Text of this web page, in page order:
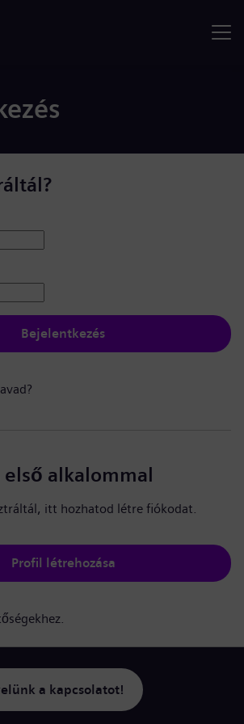
és jelszó
Bejelentkezés
alkalommal
itt hozhatod létre fiókodat.
Profil létrehozása
a kapcsolatot!